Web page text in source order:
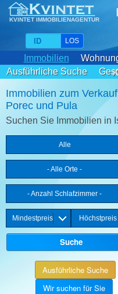
KVINTET IMMOBILIENAGENTUR
LOS
Immobilien
Ausführliche Suche
Immobilien zum
Porec und Pula
Suchen Sie Immobilien in
Alle
- Alle Orte -
- Anzahl Schlafzimmer -
Mindestpreis Höchstpreis
Ausführliche Suche
Wir suchen für Sie